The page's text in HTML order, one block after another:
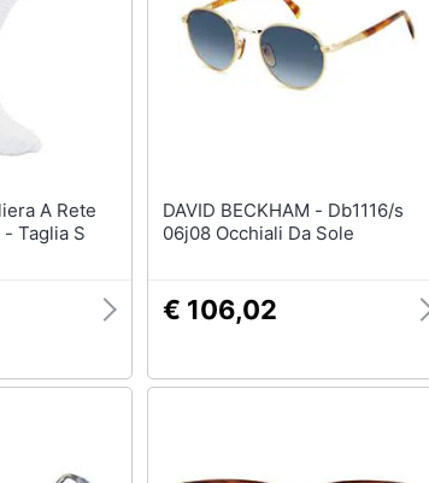
Taglia S
DAVID BECKHAM - Db1116/s
06j08 Occhiali Da Sole
€ 106,02